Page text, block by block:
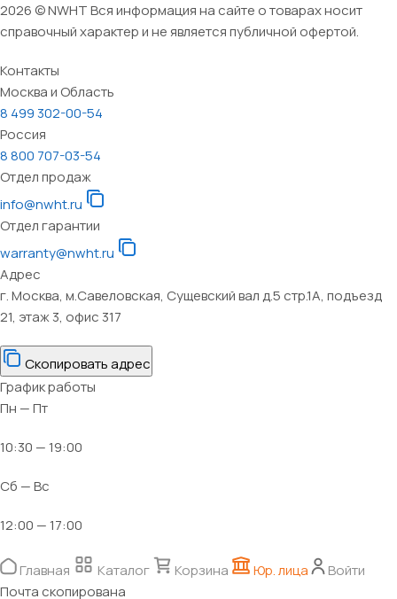
2026 © NWHT Вся информация на сайте о товарах носит
справочный характер и не является публичной офертой.
Контакты
Москва и Область
8 499 302-00-54
Россия
8 800 707-03-54
Отдел продаж
info@nwht.ru
Отдел гарантии
warranty@nwht.ru
Адрес
г. Москва, м.Савеловская, Сущевский вал д.5 стр.1А, подъезд
21, этаж 3, офис 317
Скопировать адрес
График работы
Пн — Пт
10:30 — 19:00
Сб — Вс
12:00 — 17:00
Главная Каталог Корзина Юр. лица
Войти
Почта скопирована